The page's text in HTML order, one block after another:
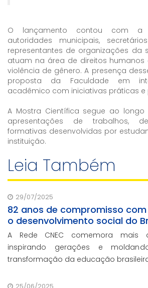
O lançamento contou com a
autoridades municipais,
representantes de organizações da
atuam na área de direitos humanos
violência de gênero. A presença
proposta da Faculdade em
acadêmico com iniciativas práticas
A Mostra Científica segue ao
apresentações de trabalhos,
formativas desenvolvidas por
instituição.
Leia Também
29/07/2025
82 anos de compromisso
o desenvolvimento social do
A Rede CNEC comemora mais
inspirando gerações e
transformação da educação